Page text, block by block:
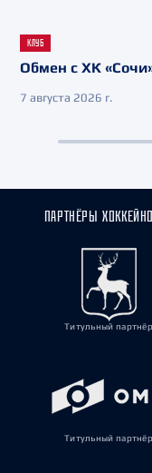
КЛУБ
Обмен с ХК
7 августа 2026 г.
ПАРТНЁРЫ
Титульный партнёр
Титульный партнёр